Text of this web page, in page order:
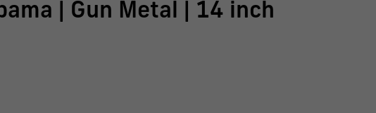
| Gun Metal | 14 inch